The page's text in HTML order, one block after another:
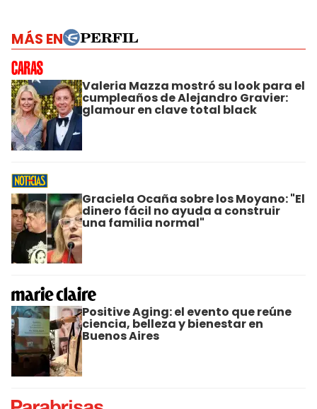
MÁS EN
Valeria Mazza mostró su look para el
cumpleaños de Alejandro Gravier:
glamour en clave total black
Graciela Ocaña sobre los Moyano: "El
dinero fácil no ayuda a construir
una familia normal"
Positive Aging: el evento que reúne
ciencia, belleza y bienestar en
Buenos Aires